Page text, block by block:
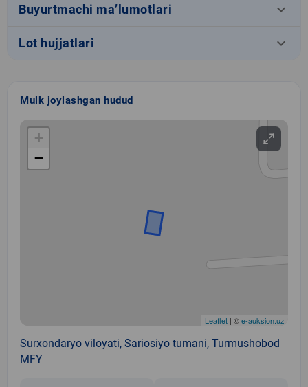
Buyurtmachi ma’lumotlari keyboard_arrow_down
Lot hujjatlari keyboard_arrow_down
Mulk joylashgan hudud
+
−
Leaflet | ©e-auksion.uz
Surxondaryo viloyati, Sariosiyo tumani, Turmushobod
MFY